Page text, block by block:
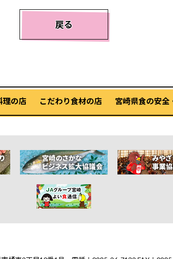
戻る
理の店 こだわり食材の店 宮崎県食の安全